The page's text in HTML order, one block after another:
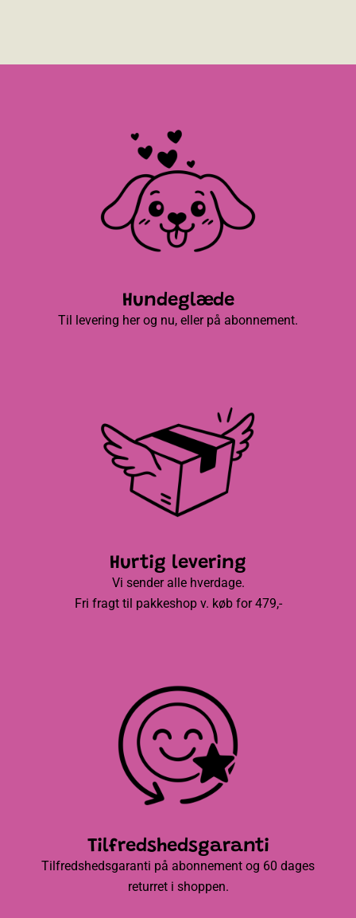
Hundeglæde
Til levering her og nu, eller på abonnement.
Hurtig levering
Vi sender alle hverdage.
Fri fragt til pakkeshop v. køb for 479,-
Tilfredshedsgaranti
Tilfredshedsgaranti på abonnement og 60 dages
returret i shoppen.